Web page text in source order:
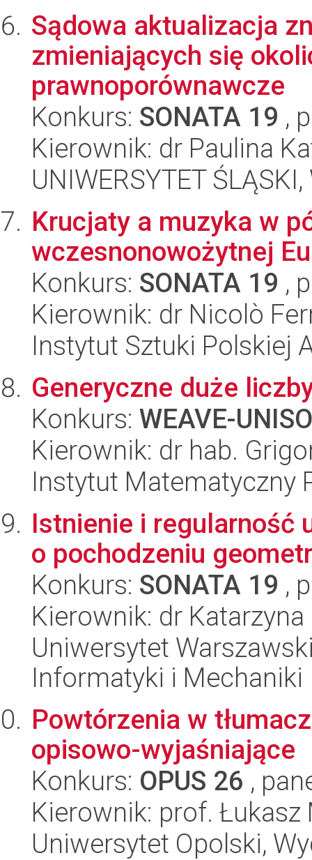
Sądowa aktualizacja
zmieniających się
prawnoporównawcze
Konkurs: SONATA 19 ,
Kierownik: dr Paulina
UNIWERSYTET
Krucjaty a muzyka w
wczesnonowożytnej
Konkurs: SONATA 19 ,
Kierownik: dr Nicolò
Instytut Sztuki Polskiej
Generyczne duże
Konkurs: WEAVE-
Kierownik: dr hab.
Instytut Matematyczny
Istnienie i regularność
o pochodzeniu
Konkurs: SONATA 19 ,
Kierownik: dr
Uniwersytet
Informatyki i Mechaniki
Powtórzenia w
opisowo-wyjaśniające
Konkurs: OPUS 26 ,
Kierownik: prof. Łukasz
Uniwersytet Opolski,